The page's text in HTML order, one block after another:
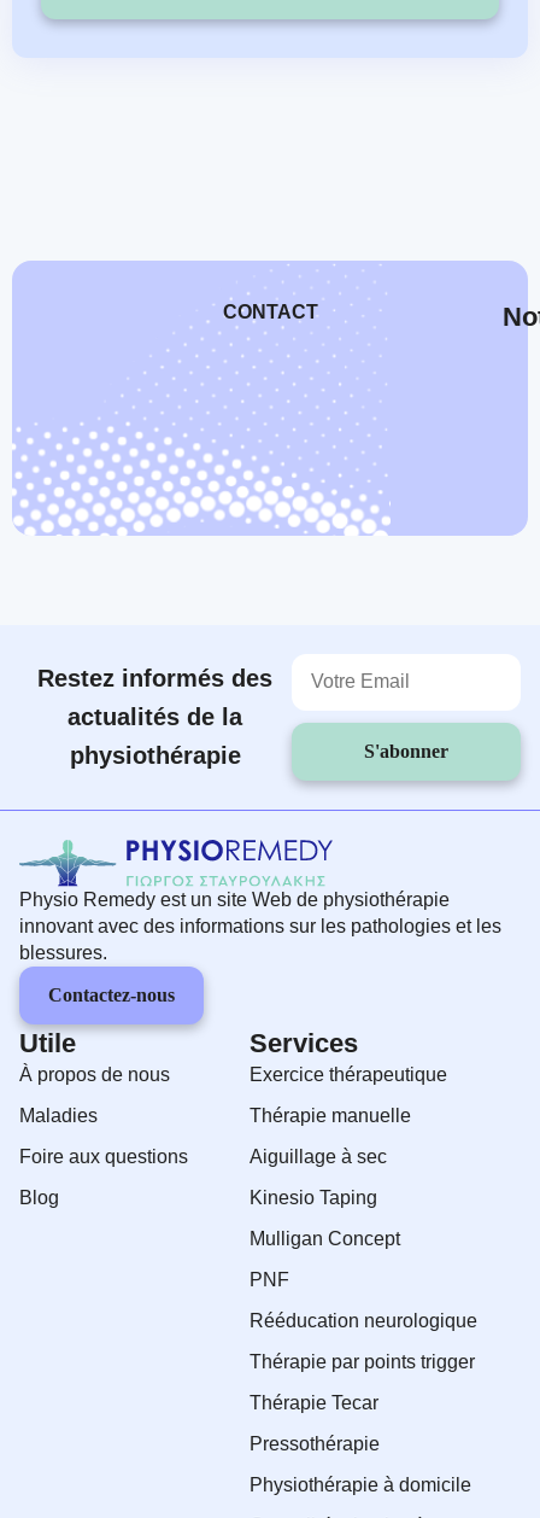
CONTACT
Restez informés des
actualités de la
physiothérapie
S'abonner
Physio Remedy est un site Web de physiothérapie
innovant avec des informations sur les pathologies et les
blessures.
Contactez-nous
Utile
À propos de nous
Maladies
Foire aux questions
Blog
Services
Exercice thérapeutique
Thérapie manuelle
Aiguillage à sec
Kinesio Taping
Mulligan Concept
PNF
Rééducation neurologique
Thérapie par points trigger
Thérapie Tecar
Pressothérapie
Physiothérapie à domicile